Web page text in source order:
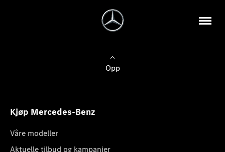
Opp
Kjøp Mercedes-Benz
Våre modeller
Aktuelle tilbud og kampanjer